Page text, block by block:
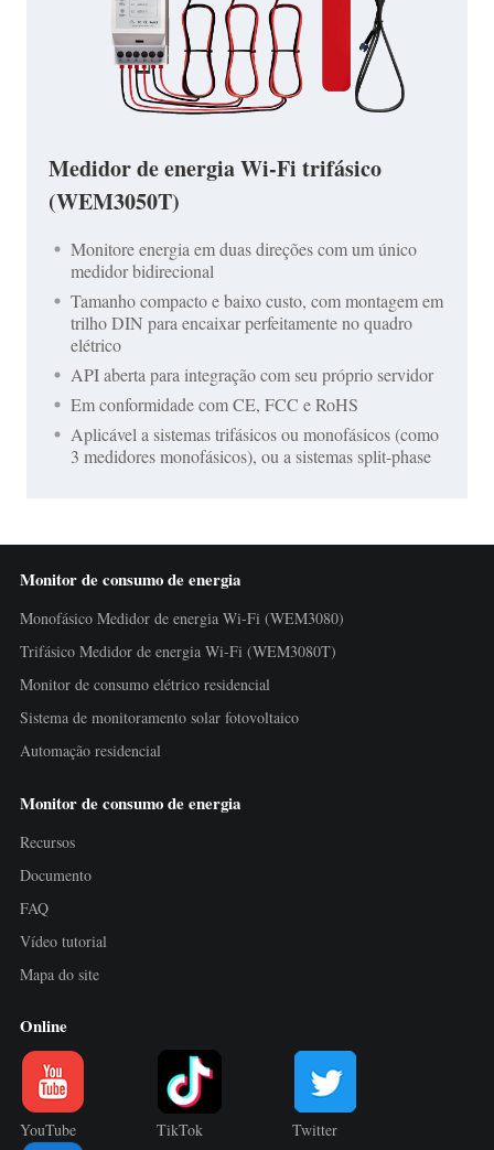
Medidor de energia Wi-Fi trifásico
(WEM3050T)
Monitore energia em duas direções com um único
medidor bidirecional
Tamanho compacto e baixo custo, com montagem em
trilho DIN para encaixar perfeitamente no quadro
elétrico
API aberta para integração com seu próprio servidor
Em conformidade com CE, FCC e RoHS
Aplicável a sistemas trifásicos ou monofásicos (como
3 medidores monofásicos), ou a sistemas split-phase
Monitor de consumo de energia
Monofásico Medidor de energia Wi-Fi (WEM3080)
Trifásico Medidor de energia Wi-Fi (WEM3080T)
Monitor de consumo elétrico residencial
Sistema de monitoramento solar fotovoltaico
Automação residencial
Monitor de consumo de energia
Recursos
Documento
FAQ
Vídeo tutorial
Mapa do site
Online
YouTube TikTok Twitter